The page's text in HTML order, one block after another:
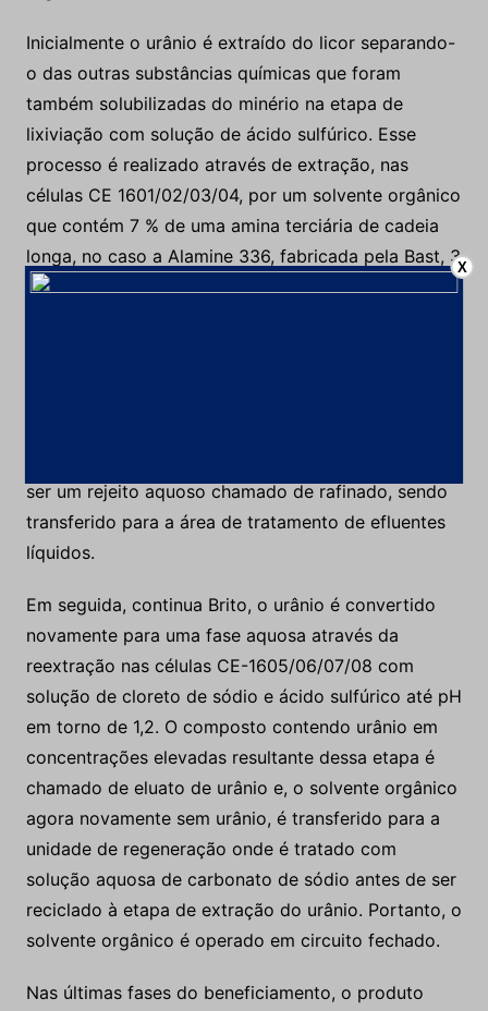
Inicialmente o urânio é extraído do licor separando-
o das outras substâncias químicas que foram
também solubilizadas do minério na etapa de
lixiviação com solução de ácido sulfúrico. Esse
processo é realizado através de extração, nas
células CE 1601/02/03/04, por um solvente orgânico
que contém 7 % de uma amina terciária de cadeia
longa, no caso a Alamine 336, fabricada pela Bast, 3
% de tridecanol e 90 % de um querosene especial,
ser um rejeito aquoso chamado de rafinado, sendo
transferido para a área de tratamento de efluentes
líquidos.
Em seguida, continua Brito, o urânio é convertido
novamente para uma fase aquosa através da
reextração nas células CE-1605/06/07/08 com
solução de cloreto de sódio e ácido sulfúrico até pH
em torno de 1,2. O composto contendo urânio em
concentrações elevadas resultante dessa etapa é
chamado de eluato de urânio e, o solvente orgânico
agora novamente sem urânio, é transferido para a
unidade de regeneração onde é tratado com
solução aquosa de carbonato de sódio antes de ser
reciclado à etapa de extração do urânio. Portanto, o
solvente orgânico é operado em circuito fechado.
Nas últimas fases do beneficiamento, o produto
X